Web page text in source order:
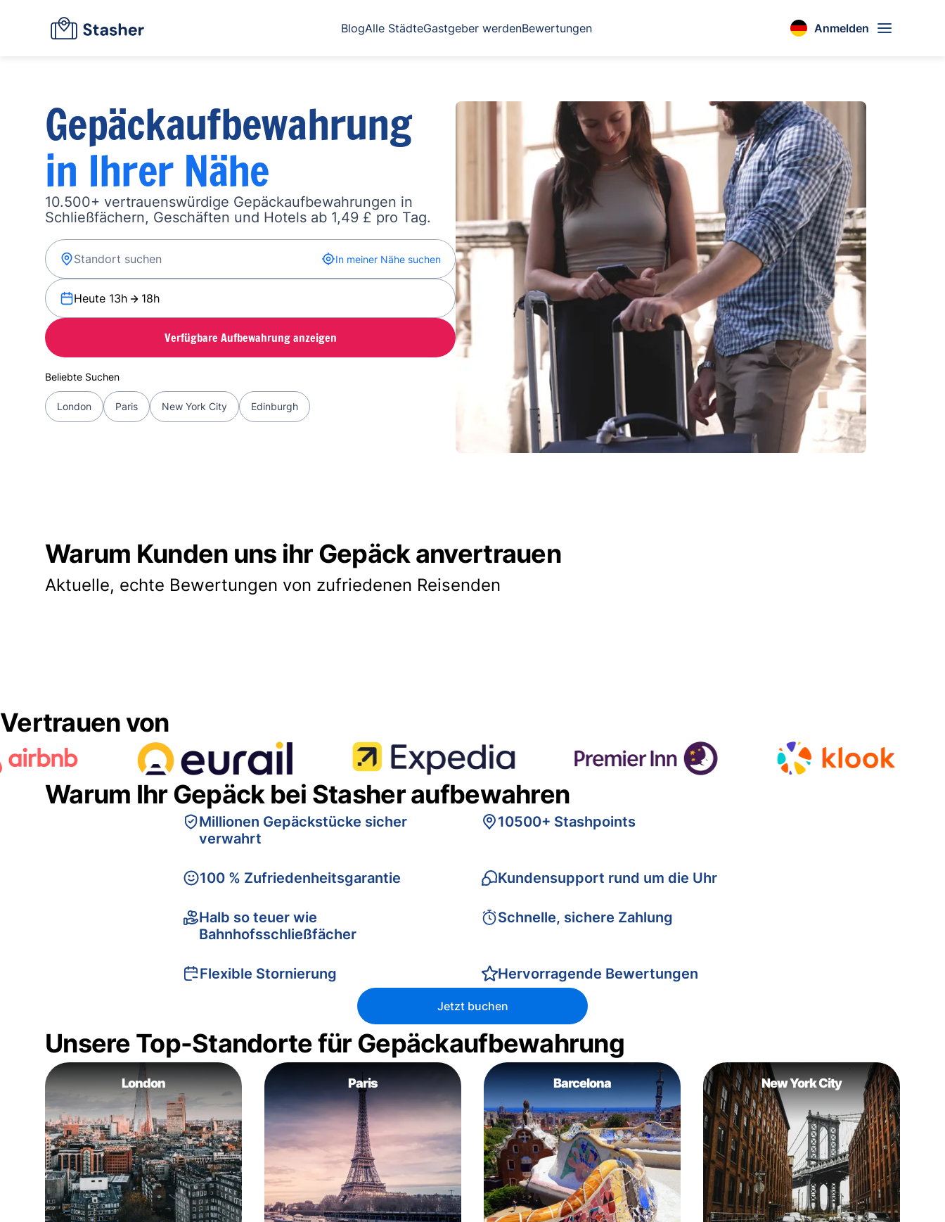
BlogAlle StädteGastgeber werdenBewertungen Anmelden
Gepäckaufbewahrung
in Ihrer Nähe
10.500+ vertrauenswürdige Gepäckaufbewahrungen in
Schließfächern, Geschäften und Hotels ab 1,49 £ pro Tag.
In meiner Nähe suchen
Heute 13h 18h
Verfügbare Aufbewahrung anzeigen
Beliebte Suchen
London Paris New York City Edinburgh
Warum Kunden uns ihr Gepäck anvertrauen
Aktuelle, echte Bewertungen von zufriedenen Reisenden
Vertrauen von
Warum Ihr Gepäck bei Stasher aufbewahren
Millionen Gepäckstücke sicher
verwahrt
100 % Zufriedenheitsgarantie
Halb so teuer wie
Bahnhofsschließfächer
Flexible Stornierung
10500+ Stashpoints
Kundensupport rund um die Uhr
Schnelle, sichere Zahlung
Hervorragende Bewertungen
Jetzt buchen
Unsere Top-Standorte für Gepäckaufbewahrung
London Paris Barcelona New York City